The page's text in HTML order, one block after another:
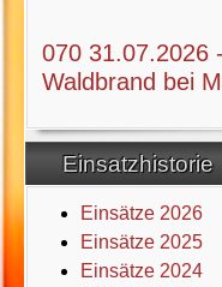
070 31.07.2026
Waldbrand bei
Einsatzhistorie
Einsätze 2026
Einsätze 2025
Einsätze 2024